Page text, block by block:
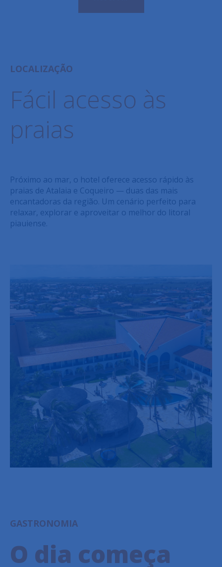
LOCALIZAÇÃO
Fácil acesso às
praias
Próximo ao mar, o hotel oferece acesso rápido às
praias de Atalaia e Coqueiro — duas das mais
encantadoras da região. Um cenário perfeito para
relaxar, explorar e aproveitar o melhor do litoral
piauiense.
GASTRONOMIA
O dia começa